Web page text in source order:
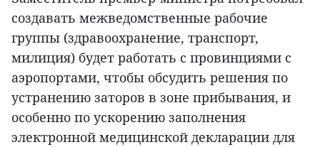
создавать межведомственные рабочие
группы (здравоохранение, транспорт,
милиция) будет работать с провинциями с
аэропортами, чтобы обсудить решения по
устранению заторов в зоне прибывания, и
особенно по ускорению заполнения
электронной медицинской декларации для